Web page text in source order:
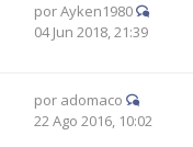
porAyken1980
04 Jun 2018, 21:39
por adomaco
22 Ago 2016, 10:02